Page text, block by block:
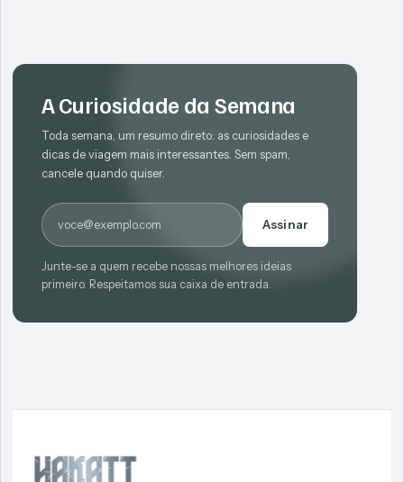
A Curiosidade da Semana
Toda semana, um resumo direto: as curiosidades e
dicas de viagem mais interessantes. Sem spam,
cancele quando quiser.
E-mail
Assinar
Junte-se a quem recebe nossas melhores ideias
primeiro. Respeitamos sua caixa de entrada.